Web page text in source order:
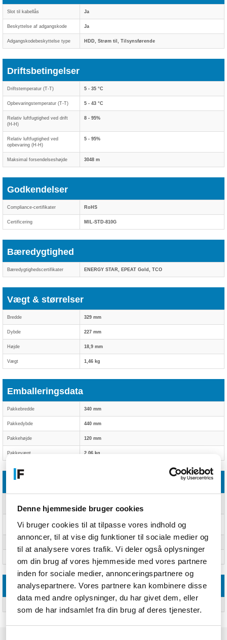
Denne hjemmeside bruger cookies
Vi bruger cookies til at tilpasse vores indhold og
annoncer, til at vise dig funktioner til sociale medier og
til at analysere vores trafik. Vi deler også oplysninger
om din brug af vores hjemmeside med vores partnere
inden for sociale medier, annonceringspartnere og
analysepartnere. Vores partnere kan kombinere disse
data med andre oplysninger, du har givet dem, eller
som de har indsamlet fra din brug af deres tjenester.
Slot til kabellås Ja
Beskyttelse af adgangskode Ja
Adgangskodebeskyttelse type HDD, Strøm til, Tilsynsførende
Driftsbetingelser
Driftstemperatur (T-T) 5 - 35 °C
Opbevaringstemperatur (T-T) 5 - 43 °C
Relativ luftfugtighed ved drift
(H-H)
8 - 95%
Relativ luftfugtighed ved
opbevaring (H-H)
5 - 95%
Maksimal forsendelseshøjde 3048 m
Godkendelser
Compliance-certifikater RoHS
Certificering MIL-STD-810G
Bæredygtighed
Bæredygtighedscertifikater ENERGY STAR, EPEAT Gold, TCO
Vægt & størrelser
Bredde 329 mm
Dybde 227 mm
Højde 18,9 mm
Vægt 1,46 kg
Emballeringsdata
Pakkebredde 340 mm
Pakkedybde 440 mm
Pakkehøjde 120 mm
Pakkevægt 2,06 kg
CO2-aftryk
CO2e)
Refurbishment impact (kg of
CO2e)
6,79
Avoided emissions (kg of CO2e) 237,77
Andre funktioner